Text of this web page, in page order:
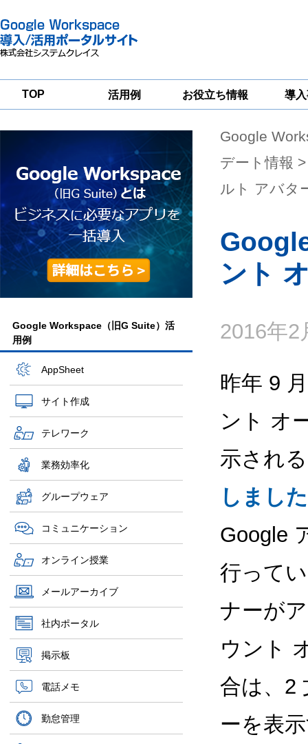
TOP 活用例 お役立ち情報
一
導
グループウェア
移行支援
Google
Workspace
セキュリティ
対策サービス
Google Workspace（旧G Suite）活
用例
AppSheet
サイト作成
テレワーク
業務効率化
グループウェア
コミュニケーション
オンライン授業
メールアーカイブ
社内ポータル
掲示板
電話メモ
勤怠管理
Google
デート情報
ルト アバタ
ント
2016年2
昨年 9
ント オ
示され
しました
Google
行って
ナーが
ウント
合は、2
ーを表